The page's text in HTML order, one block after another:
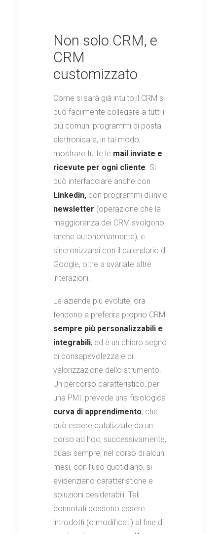
Non solo CRM, e
CRM
customizzato
Come si sarà già intuito il CRM si
può facilmente collegare a tutti i
più comuni programmi di posta
elettronica e, in tal modo,
mostrare tutte le mail inviate e
ricevute per ogni cliente . Si
può interfacciare anche con
Linkedin, con programmi di invio
newsletter (operazione che la
maggioranza dei CRM svolgono
anche autonomamente), e
sincronizzarsi con il calendario di
Google, oltre a svariate altre
interazioni.
Le aziende più evolute, ora
tendono a preferire proprio CRM
sempre più personalizzabili e
integrabili, ed è un chiaro segno
di consapevolezza e di
valorizzazione dello strumento.
Un percorso caratteristico, per
una PMI, prevede una fisiologica
curva di apprendimento, che
può essere catalizzate da un
corso ad hoc, successivamente,
quasi sempre, nel corso di alcuni
mesi, con l’uso quotidiano, si
evidenziano caratteristiche e
soluzioni desiderabili. Tali
connotati possono essere
introdotti (o modificati) al fine di